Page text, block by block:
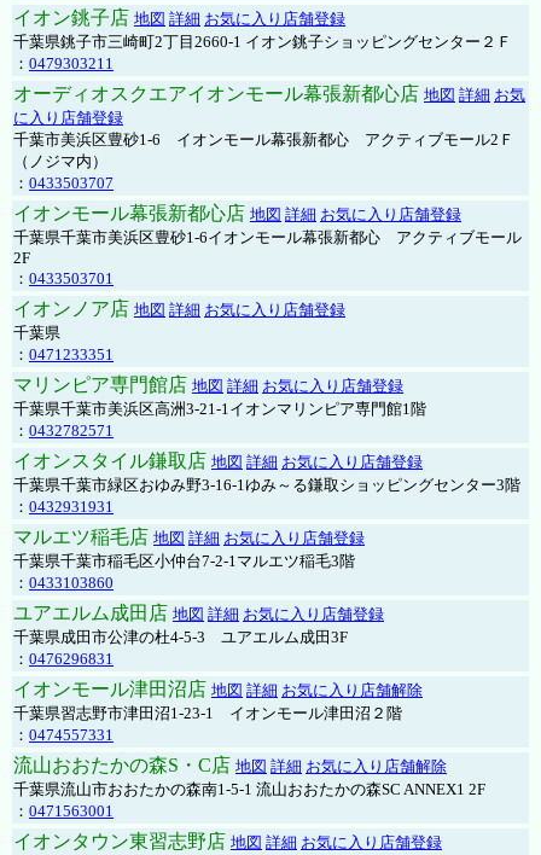
イオン銚子店 地図 詳細 お気に入り店舗登録
千葉県銚子市三崎町2丁目2660-1 イオン銚子ショッピングセンター２Ｆ
： 0479303211
オーディオスクエアイオンモール幕張新都心店 地図 詳細 お気
に入り店舗登録
千葉市美浜区豊砂1-6 イオンモール幕張新都心 アクティブモール2Ｆ
（ノジマ内）
： 0433503707
イオンモール幕張新都心店 地図 詳細 お気に入り店舗登録
千葉県千葉市美浜区豊砂1-6イオンモール幕張新都心 アクティブモール
2F
： 0433503701
イオンノア店 地図 詳細 お気に入り店舗登録
千葉県
： 0471233351
マリンピア専門館店 地図 詳細 お気に入り店舗登録
千葉県千葉市美浜区高洲3-21-1イオンマリンピア専門館1階
： 0432782571
イオンスタイル鎌取店 地図 詳細 お気に入り店舗登録
千葉県千葉市緑区おゆみ野3-16-1ゆみ～る鎌取ショッピングセンター3階
： 0432931931
マルエツ稲毛店 地図 詳細 お気に入り店舗登録
千葉県千葉市稲毛区小仲台7-2-1マルエツ稲毛3階
： 0433103860
ユアエルム成田店 地図 詳細 お気に入り店舗登録
千葉県成田市公津の杜4-5-3 ユアエルム成田3F
： 0476296831
イオンモール津田沼店 地図 詳細 お気に入り店舗解除
千葉県習志野市津田沼1-23-1 イオンモール津田沼２階
： 0474557331
流山おおたかの森S・C店 地図 詳細 お気に入り店舗解除
千葉県流山市おおたかの森南1-5-1 流山おおたかの森SC ANNEX1 2F
： 0471563001
イオンタウン東習志野店 地図 詳細 お気に入り店舗登録